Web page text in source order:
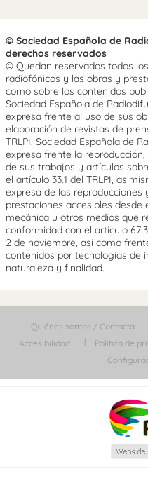
© Sociedad Española de
derechos reservados
© Quedan reservados todos
radiofónicos y las obras y
como sobre los contenidos
Sociedad Española de
expresa frente al uso de sus
elaboración de revistas de
TRLPI. Sociedad Española de
expresa frente la
de sus trabajos y artículos
el artículo 33.1 del TRLPI,
expresa de las reproducciones
prestaciones accesibles
mecánica u otros medios que
conformidad con el artículo
2 de noviembre, así como
contenidos por tecnologías de
naturaleza y finalidad.
Quiénes somos / Contacta
Accesibilidad
Política de